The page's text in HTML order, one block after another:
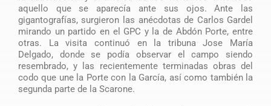
aquello que se aparecía ante sus ojos. Ante las
gigantografías, surgieron las anécdotas de Carlos Gardel
mirando un partido en el GPC y la de Abdón Porte, entre
otras. La visita continuó en la tribuna Jose María
Delgado, donde se podía observar el campo siendo
resembrado, y las recientemente terminadas obras del
codo que une la Porte con la García, así como también la
segunda parte de la Scarone.